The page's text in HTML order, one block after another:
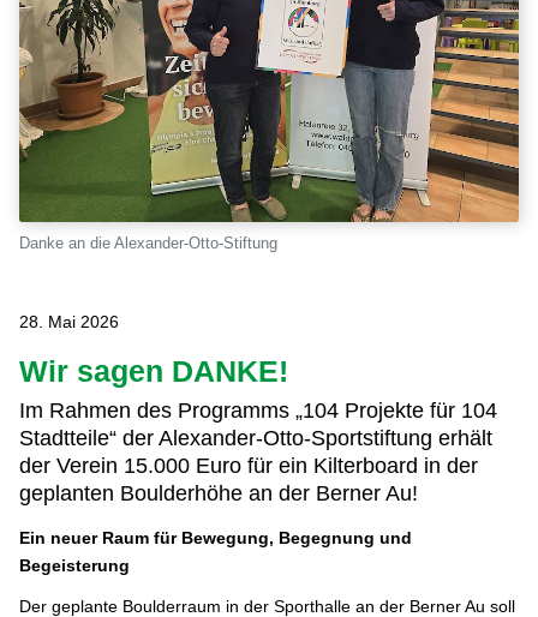
Danke an die Alexander-Otto-Stiftung
28. Mai 2026
Wir sagen DANKE!
Im Rahmen des Programms „104 Projekte für 104
Stadtteile“ der Alexander-Otto-Sportstiftung erhält
der Verein 15.000 Euro für ein Kilterboard in der
geplanten Boulderhöhe an der Berner Au!
Ein neuer Raum für Bewegung, Begegnung und
Begeisterung
Der geplante Boulderraum in der Sporthalle an der Berner Au soll